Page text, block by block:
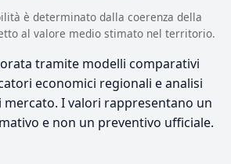
è determinato dalla coerenza della
al valore medio stimato nel territorio.
tramite modelli comparativi
economici regionali e analisi
mercato. I valori rappresentano un
e non un preventivo ufficiale.